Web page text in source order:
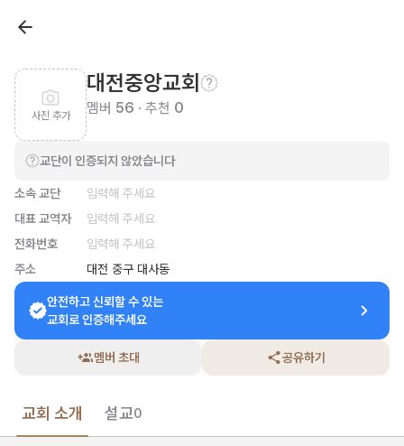
사진 추가
대전중앙교회
멤버 56 · 추천 0
교단이 인증되지 않았습니다
소속 교단
입력해 주세요
대표 교역자
입력해 주세요
전화번호
입력해 주세요
주소
대전 중구 대사동
안전하고 신뢰할 수 있는
교회로 인증해주세요
멤버 초대 공유하기
교회 소개 설교0